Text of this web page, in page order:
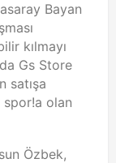
Bayan
kılmayı
Gs Store
satışa
spor!a olan
Özbek,